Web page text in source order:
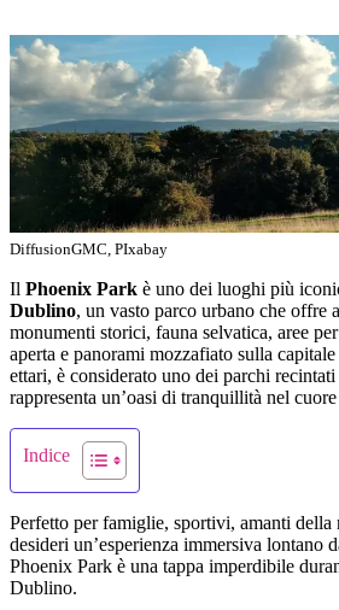
DiffusionGMC, PIxabay
Il Phoenix Park è uno dei luoghi più
Dublino, un vasto parco urbano che offre
monumenti storici, fauna selvatica, aree
aperta e panorami mozzafiato sulla
ettari, è considerato uno dei parchi
rappresenta un’oasi di tranquillità nel
Indice
Perfetto per famiglie, sportivi, amanti della
desideri un’esperienza immersiva lontano
Phoenix Park è una tappa imperdibile
Dublino.